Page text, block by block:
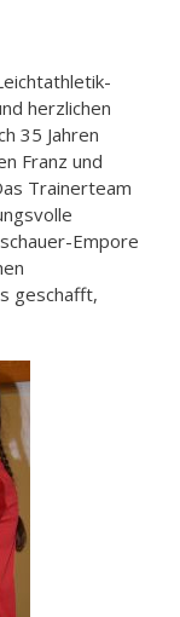
herzlichen
35 Jahren
Franz und
Trainerteam
Empore
geschafft,